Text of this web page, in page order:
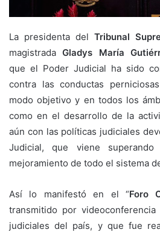
La presidenta del Tribunal
magistradaGladys María
que el Poder Judicial ha sido
contra las conductas
modo objetivo y en todos los
como en el desarrollo de la
aún con las políticas judiciales
Judicial, que viene
mejoramiento de todo el sistema
Así lo manifestó en el “Foro
transmitido por
judiciales del país, y que fue